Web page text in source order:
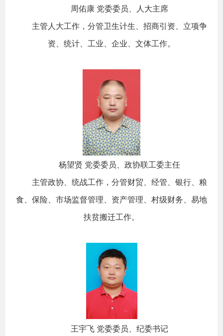
周佑康 党委委员、人大主席
主管人大工作，分管卫生计生、招商引资、立项争
资、统计、工业、企业、文体工作。
杨望贤 党委委员、政协联工委主任
主管政协、统战工作，分管财贸、经管、银行、粮
食、保险、市场监督管理、资产管理、村级财务、易地
扶贫搬迁工作。
王宇飞 党委委员、纪委书记